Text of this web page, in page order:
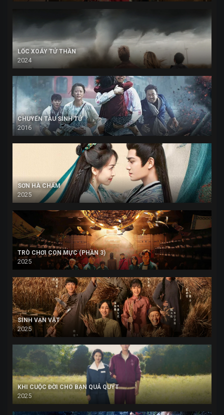
LỐC XOÁY TỬ THẦN
2024
CHUYẾN TÀU SINH TỬ
2016
SƠN HÀ CHẨM
2025
TRÒ CHƠI CON MỰC (PHẦN 3)
2025
SINH VẠN VẬT
2025
KHI CUỘC ĐỜI CHO BẠN QUẢ QUÝT
2025